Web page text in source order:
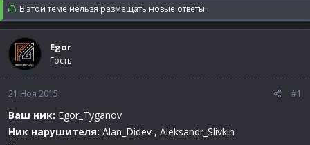
р
т
е
м
ы
н
а
а
л
В этой теме нельзя размещать новые ответы.
Egor
Гость
21 Ноя 2015 #1
Ваш ник: Egor_Tyganov
Ник нарушителя: Alan_Didev , Aleksandr_Slivkin